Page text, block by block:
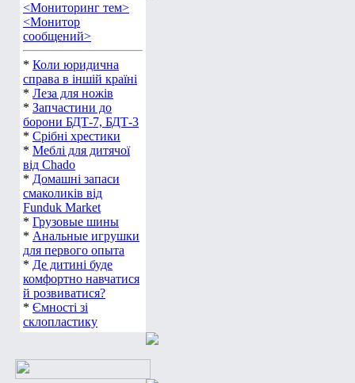
<Мониторинг тем>
<Монитор
сообщений>
* Коли юридична
справа в іншій країні
* Леза для ножів
* Запчастини до
борони БДТ-7, БДТ-3
* Срібні хрестики
* Меблі для дитячої
від Chado
* Домашні запаси
смаколиків від
Funduk Market
* Грузовые шины
* Анальные игрушки
для первого опыта
* Де дитині буде
комфортно навчатися
й розвиватися?
* Ємності зі
склопластику